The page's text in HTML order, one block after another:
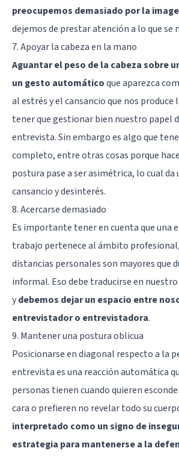
preocupemos demasiado por la
dejemos de prestar atención a lo que se
7. Apoyar la cabeza en la mano
Aguantar el peso de la cabeza sobre
un gesto automáticoque aparezca
alestrésy el cansancio que nos produce
tener que gestionar bien nuestro papel
entrevista. Sin embargo es algo que
completo, entre otras cosas porque
postura pase a ser asimétrica, lo cual da
cansancio y desinterés.
8. Acercarse demasiado
Es importante tener en cuenta que una
trabajo pertenece al ámbito
distancias personales son mayores que
informal. Eso debe traducirse en
ydebemos dejar un espacio entre
entrevistador o entrevistadora.
9. Mantener una postura oblicua
Posicionarse en diagonal respecto a la
entrevista es una reacción automática
personas tienen cuando quieren
cara o prefieren no revelar todo su
interpretado como un signo de
estrategia para mantenerse a la